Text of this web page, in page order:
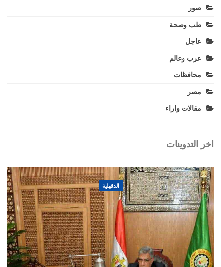
صور
طب وصحة
عاجل
عرب وعالم
محافظات
مصر
مقالات واراء
اخر التدوينات
الدقهلية